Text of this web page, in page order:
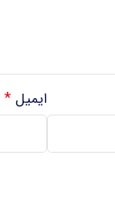
ایمیل *